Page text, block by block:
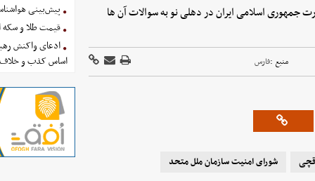
جمهوری اسلامی ایران در دهلی نو به سوالات آن ها
منبع :فارس
شورای امنیت سازمان ملل متحد
پیش‌بینی هواشناسی
قیمت طلا و سکه امروز
ادعای واکنش
اساس کذب و